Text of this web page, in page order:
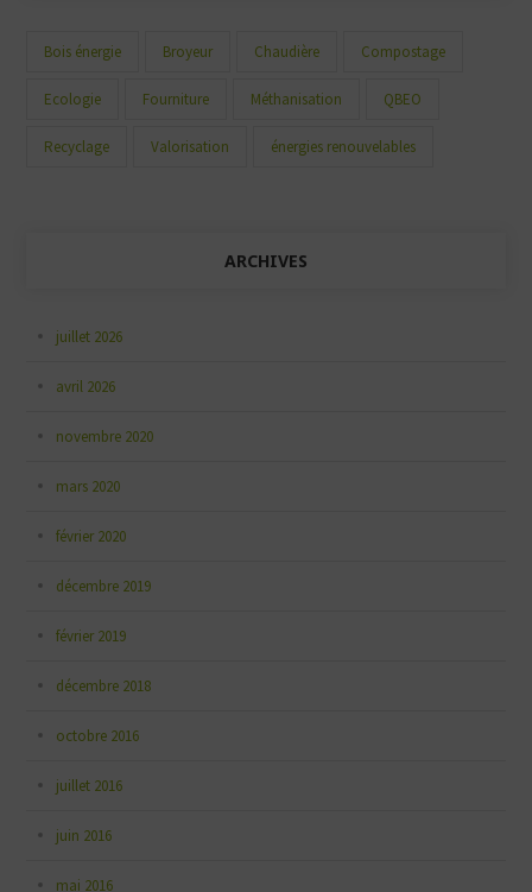
Bois énergie Broyeur Chaudière Compostage
Ecologie Fourniture Méthanisation QBEO
Recyclage Valorisation énergies renouvelables
ARCHIVES
juillet 2026
avril 2026
novembre 2020
mars 2020
février 2020
décembre 2019
février 2019
décembre 2018
octobre 2016
juillet 2016
juin 2016
mai 2016